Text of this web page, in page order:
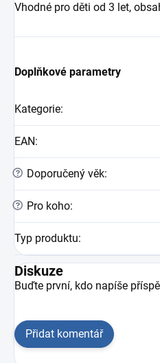
Vhodné pro děti od 3 let,
Doplňkové parametry
Kategorie:
EAN:
? Doporučený věk:
? Pro koho:
Typ produktu:
Diskuze
Buďte první, kdo napíše
Přidat komentář